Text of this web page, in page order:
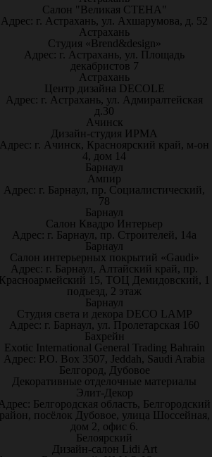
Салон "Великая СТЕНА"
Адрес: г. Астрахань, ул. Ахшарумова, д. 52
Астрахань
Студия «Brend&design»
Адрес: г. Астрахань, ул. Площадь
декабристов 7
Астрахань
Центр дизайна DECOLE
Адрес: г. Астрахань, ул. Адмиралтейская
д.30
Ачинск
Дизайн-студия ИРМА
Адрес: г. Ачинск, Красноярский край, м-он
4, дом 14
Барнаул
Ампир
Адрес: г. Барнаул, пр. Социалистический,
78
Барнаул
Салон Квадро Интерьер
Адрес: г. Барнаул, пр. Строителей, 14а
Барнаул
Салон интерьерных покрытий «Gaudi»
Адрес: г. Барнаул, Алтайский край, пр.
15, ТОЦ Демидовский, 1
подъезд, 2 этаж
Барнаул
Студия света и декора DECO LAMP
Адрес: г. Барнаул, ул. Пролетарская 160
Бахрейн
Exotic International General Trading Bahrain
Адрес: P.O. Box 3507, Jeddah, Saudi Arabia
Белгород, Дубовое
Декоративные отделочные материалы
Элит-Декор
Белгородская область, Белгородский
посёлок Дубовое, улица Шоссейная,
дом 2, офис 6.
Белоярский
Дизайн-салон Lidi Art